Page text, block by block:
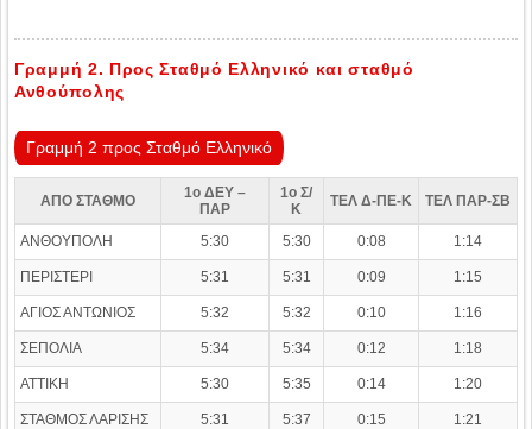
Γραμμή 2. Προς Σταθμό Ελληνικό και σταθμό
Ανθούπολης
Γραμμή 2 προς Σταθμό Ελληνικό
ΑΠΟ ΣΤΑΘΜΟ
1o ΔΕΥ –
ΠΑΡ
1o Σ/
Κ
ΤΕΛ Δ-ΠΕ-Κ ΤΕΛ ΠΑΡ-ΣΒ
ΑΝΘΟΥΠΟΛΗ 5:30 5:30 0:08 1:14
ΠΕΡΙΣΤΕΡΙ 5:31 5:31 0:09 1:15
ΑΓΙΟΣ ΑΝΤΩΝΙΟΣ 5:32 5:32 0:10 1:16
ΣΕΠΟΛΙΑ 5:34 5:34 0:12 1:18
ΑΤΤΙΚΗ 5:30 5:35 0:14 1:20
ΣΤΑΘΜΟΣ ΛΑΡΙΣΗΣ 5:31 5:37 0:15 1:21